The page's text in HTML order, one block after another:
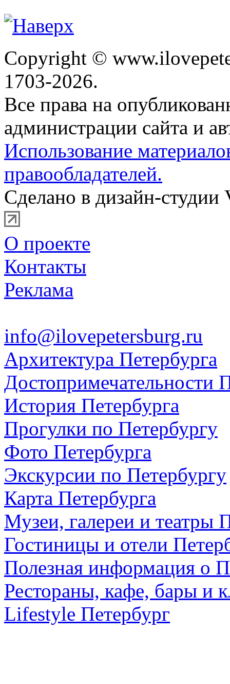
Copyright ©
1703-2026.
Все права на
администрации сайта и
Использование
правообладателей.
Сделано в дизайн-студии
О проекте
Контакты
Реклама
info@ilovepetersburg.ru
Архитектура Петербурга
Достопримечательности
История Петербурга
Прогулки по Петербургу
Фото Петербурга
Экскурсии по Петербургу
Карта Петербурга
Музеи, галереи и театры
Гостиницы и отели
Полезная информация о
Рестораны, кафе, бары и
Lifestyle Петербург